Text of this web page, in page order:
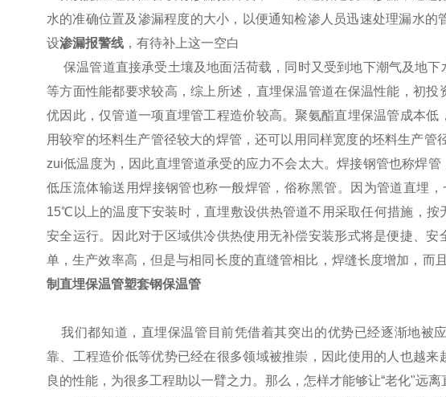
水的准确位置及渗漏程度的大小，以便通知检渗人员迅速处理漏水
设渗漏报警线 ，有待补上这一空白
保温管道直接承受土壤及地面活荷载，同时又受到地下潮气及地下
等方面性能都要求较高，综上所述，直埋保温管道在保温性能，初
优因此，仅管道一项直埋管工程造价较高。聚氨酯直埋保温管成本
用较窄的坯料生产管径较大的焊管，还可以用同样宽度的坯料生产
zui低温度为，因此直埋管道承受的应力不会太大。焊接钢管也称焊
低压流体输送用焊接钢管也称一般焊管，俗称黑管。因为管道直埋
15℃以上的温度下安装时，直埋敷设供热管道不用采取任何措施，按
安全运行。因此对于区域供冷供热使用无补偿安装形式将是便捷、
单，生产效率高，但是与相同长度的直缝管相比，焊缝长度增加，而
制直埋保温管塑套钢保温管
我们都知道，直埋保温管目前凭借着其突出的优势已经逐渐地被
靠、工程造价低等优势已经在很多领域被推崇，因此使用的人也越
良的性能，为很多工程助以一臂之力。那么，怎样才能够让“老化"远离